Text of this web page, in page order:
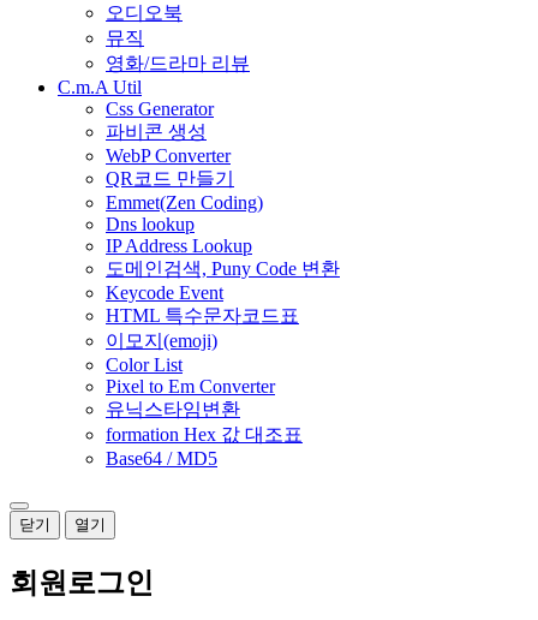
오디오북
뮤직
영화/드라마 리뷰
C.m.A Util
Css Generator
파비콘 생성
WebP Converter
QR코드 만들기
Emmet(Zen Coding)
Dns lookup
IP Address Lookup
도메인검색, Puny Code 변환
Keycode Event
HTML 특수문자코드표
이모지(emoji)
Color List
Pixel to Em Converter
유닉스타임변환
formation Hex 값 대조표
Base64 / MD5
닫기 열기
회원 로그인